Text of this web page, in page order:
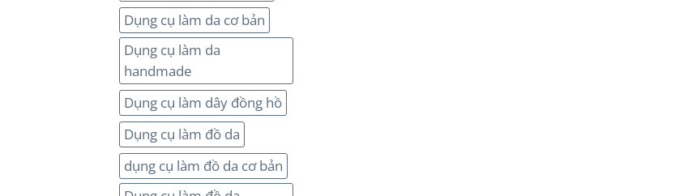
Dụng cụ làm da cơ bản
Dụng cụ làm da
handmade
Dụng cụ làm dây đồng hồ
Dụng cụ làm đồ da
dụng cụ làm đồ da cơ bản